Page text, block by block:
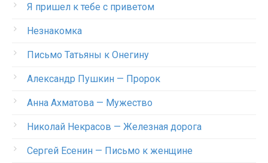
Я пришел к тебе с приветом
Незнакомка
Письмо Татьяны к Онегину
Александр Пушкин — Пророк
Анна Ахматова — Мужество
Николай Некрасов — Железная дорога
Сергей Есенин — Письмо к женщине